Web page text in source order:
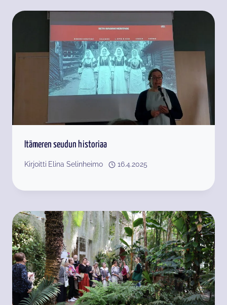
Itämeren seudun historiaa
Kirjoitti Elina Selinheimo 16.4.2025